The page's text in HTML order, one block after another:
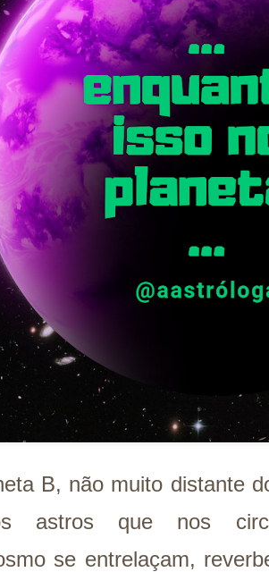
B, não muito distante
astros que nos
se entrelaçam,